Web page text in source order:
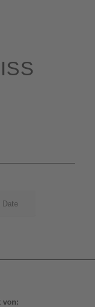
Date
von: